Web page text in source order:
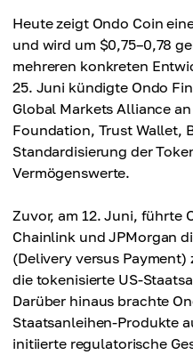
Heute zeigt Ondo Coin
und wird um $0,75–0,78
mehreren konkreten
25. Juni kündigte Ondo
Global Markets Alliance
Foundation, Trust Wallet,
Standardisierung der
Vermögenswerte.
Zuvor, am 12. Juni, führte
Chainlink und JPMorgan
(Delivery versus
die tokenisierte US-
Darüber hinaus brachte
Staatsanleihen-Produkte
initiierte regulatorische